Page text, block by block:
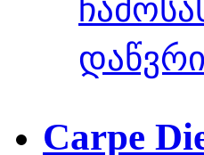
Carpe